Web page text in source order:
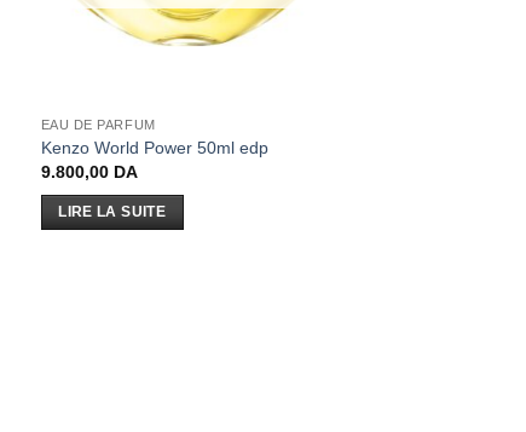
EAU DE PARFUM
Kenzo World Power 50ml edp
9.800,00 DA
LIRE LA SUITE